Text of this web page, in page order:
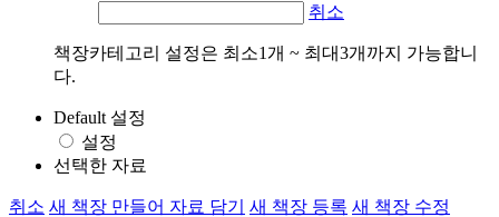
취소
책장카테고리 설정은 최소1개 ~ 최대3개까지 가능합니
다.
Default 설정
설정
선택한 자료
취소 새 책장 만들어 자료 담기 새 책장 등록 새 책장 수정